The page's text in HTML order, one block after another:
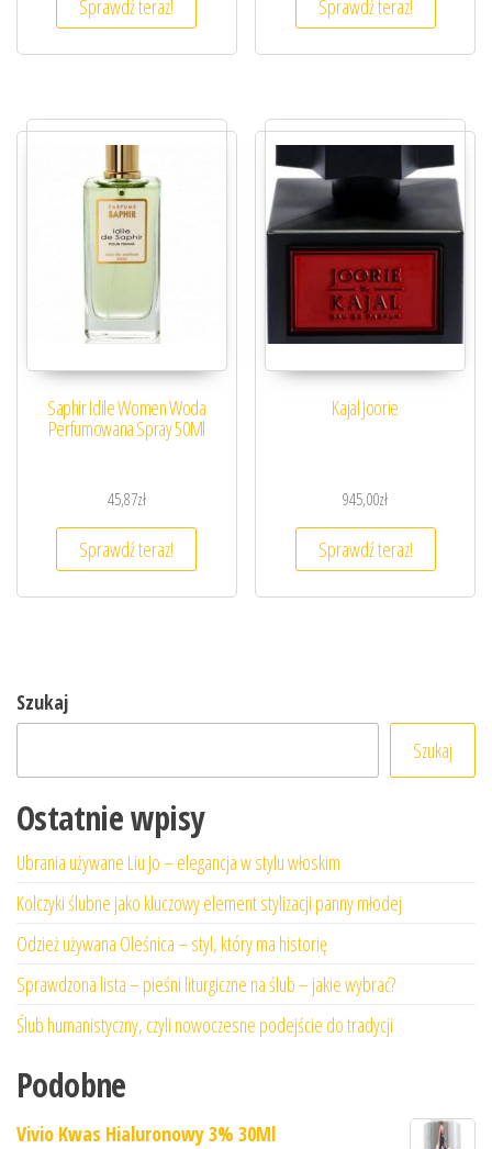
Sprawdź teraz! Sprawdź teraz!
Saphir Idile Women Woda
Perfumowana Spray 50Ml
45,87zł
Sprawdź teraz!
Kajal Joorie
945,00zł
Sprawdź teraz!
Szukaj
Szukaj
Ostatnie wpisy
Ubrania używane Liu Jo – elegancja w stylu włoskim
Kolczyki ślubne jako kluczowy element stylizacji panny młodej
Odzież używana Oleśnica – styl, który ma historię
Sprawdzona lista – pieśni liturgiczne na ślub – jakie wybrać?
Ślub humanistyczny, czyli nowoczesne podejście do tradycji
Podobne
Vivio Kwas Hialuronowy 3% 30Ml